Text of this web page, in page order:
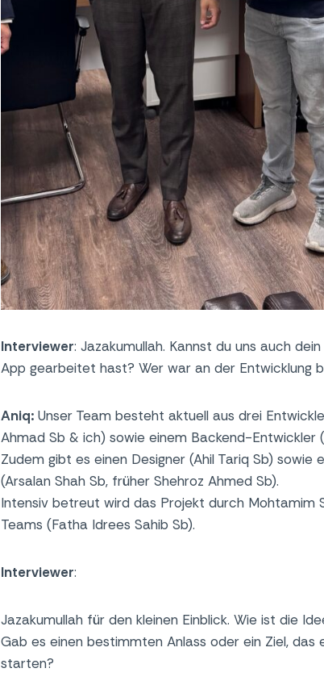
Interviewer: Jazakumullah. Kannst du uns auch
App gearbeitet hast? Wer war an der Entwicklung
Aniq: Unser Team besteht aktuell aus drei
Ahmad Sb & ich) sowie einem Backend-Entwickler
Zudem gibt es einen Designer (Ahil Tariq Sb)
(Arsalan Shah Sb, früher Shehroz Ahmed Sb).
Intensiv betreut wird das Projekt durch Mohtamim
Teams (Fatha Idrees Sahib Sb).
Interviewer:
Jazakumullah für den kleinen Einblick. Wie ist die
Gab es einen bestimmten Anlass oder ein Ziel,
starten?